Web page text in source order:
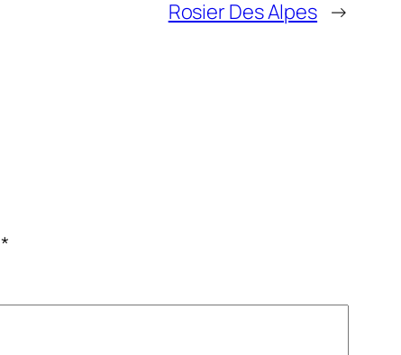
Rosier Des Alpes →
*